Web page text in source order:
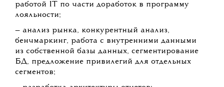
работой IT по части доработок в программу
лояльности;
— анализ рынка, конкурентный анализ,
бенчмаркинг, работа с внутренними данными
из собственной базы данных, сегментирование
БД, предложение привилегий для отдельных
сегментов;